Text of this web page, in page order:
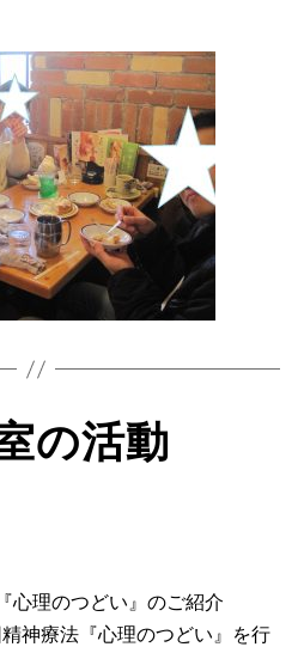
の活動
心理のつどい』のご紹介
神療法『心理のつどい』を行